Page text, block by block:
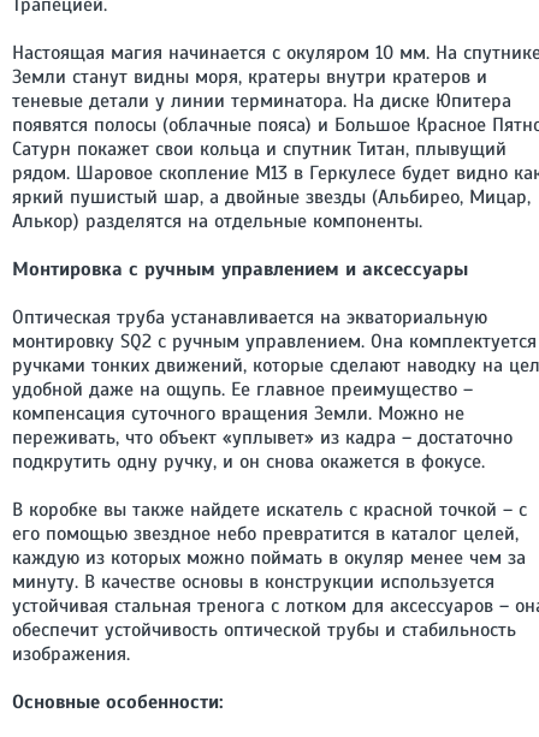
Трапецией.
Настоящая магия начинается с окуляром 10 мм. На
Земли станут видны моря, кратеры внутри кратеров и
теневые детали у линии терминатора. На диске Юпитера
появятся полосы (облачные пояса) и Большое Красное
Сатурн покажет свои кольца и спутник Титан, плывущий
рядом. Шаровое скопление М13 в Геркулесе будет видно
яркий пушистый шар, а двойные звезды (Альбирео, Мицар,
Алькор) разделятся на отдельные компоненты.
Монтировка с ручным управлением и аксессуары
Оптическая труба устанавливается на экваториальную
монтировку SQ2 с ручным управлением. Она комплектуется
ручками тонких движений, которые сделают наводку на
удобной даже на ощупь. Ее главное преимущество –
компенсация суточного вращения Земли. Можно не
переживать, что объект «уплывет» из кадра – достаточно
подкрутить одну ручку, и он снова окажется в фокусе.
В коробке вы также найдете искатель с красной точкой – с
его помощью звездное небо превратится в каталог целей,
каждую из которых можно поймать в окуляр менее чем за
минуту. В качестве основы в конструкции используется
устойчивая стальная тренога с лотком для аксессуаров –
обеспечит устойчивость оптической трубы и стабильность
изображения.
Основные особенности: